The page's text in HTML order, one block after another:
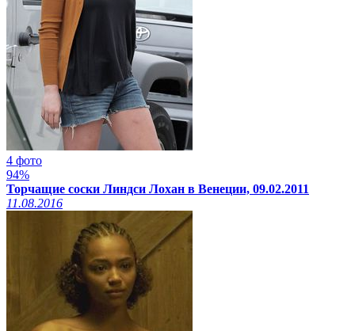
4 фото
94%
Торчащие соски Линдси Лохан в Венеции, 09.02.2011
11.08.2016